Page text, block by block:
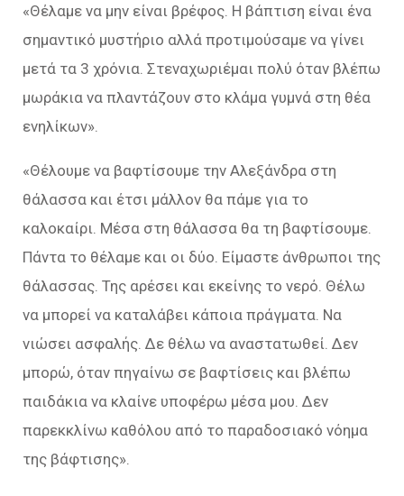
«Θέλαμε να μην είναι βρέφος. Η βάπτιση είναι ένα
σημαντικό μυστήριο αλλά προτιμούσαμε να γίνει
μετά τα 3 χρόνια. Στεναχωριέμαι πολύ όταν βλέπω
μωράκια να πλαντάζουν στο κλάμα γυμνά στη θέα
ενηλίκων».
«Θέλουμε να βαφτίσουμε την Αλεξάνδρα στη
θάλασσα και έτσι μάλλον θα πάμε για το
καλοκαίρι. Μέσα στη θάλασσα θα τη βαφτίσουμε.
Πάντα το θέλαμε και οι δύο. Είμαστε άνθρωποι της
θάλασσας. Της αρέσει και εκείνης το νερό. Θέλω
να μπορεί να καταλάβει κάποια πράγματα. Να
νιώσει ασφαλής. Δε θέλω να αναστατωθεί. Δεν
μπορώ, όταν πηγαίνω σε βαφτίσεις και βλέπω
παιδάκια να κλαίνε υποφέρω μέσα μου. Δεν
παρεκκλίνω καθόλου από το παραδοσιακό νόημα
της βάφτισης».